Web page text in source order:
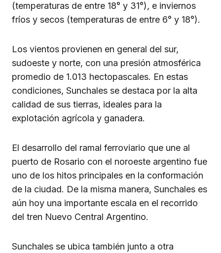
(temperaturas de entre 18° y 31°), e inviernos
fríos y secos (temperaturas de entre 6° y 18°).
Los vientos provienen en general del sur,
sudoeste y norte, con una presión atmosférica
promedio de 1.013 hectopascales. En estas
condiciones, Sunchales se destaca por la alta
calidad de sus tierras, ideales para la
explotación agrícola y ganadera.
El desarrollo del ramal ferroviario que une al
puerto de Rosario con el noroeste argentino fue
uno de los hitos principales en la conformación
de la ciudad. De la misma manera, Sunchales es
aún hoy una importante escala en el recorrido
del tren Nuevo Central Argentino.
Sunchales se ubica también junto a otra